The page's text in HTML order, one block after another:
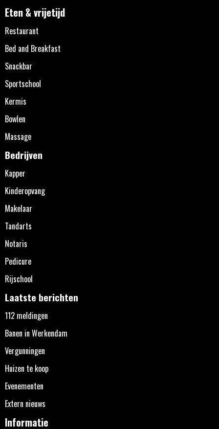
Eten & vrijetijd
Restaurant
Bed and Breakfast
Snackbar
Sportschool
Kermis
Bowlen
Massage
Bedrijven
Kapper
Kinderopvang
Makelaar
Tandarts
Notaris
Pedicure
Rijschool
Laatste berichten
112 meldingen
Banen in Werkendam
Vergunningen
Huizen te koop
Evenementen
Extern nieuws
Informatie